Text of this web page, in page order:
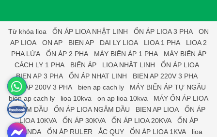
Từ khóa lioa ỔN ÁP LIOA NHẬT LINH ỔN ÁP LIOA 3 PHA
ON
AP LIOA
ON AP BIEN AP DAI LY LIOA LIOA 1 PHA
LIOA 2
PHA LỬA
ỔN ÁP 2 PHA MÁY BIẾN ÁP 1 PHA
MÁY BIẾN ÁP
CÁCH LY 1 PHA
BIẾN ÁP LIOA NHẬT LINH
ỔN ÁP LIOA
BIEN AP 3 PHA
ỔN ÁP NHAT LINH
BIEN AP 220V 3 PHA
BIEN AP 200V 3 PHA
bien ap cach ly
MÁY BIẾN ÁP TỰ NGẪU
bien ap cach ly
lioa 10kva on ap lioa 10kva
MÁY ỔN ÁP LIOA
NGÂM DẦU
ỔN ÁP LIOA NGÂM DẦU BIEN AP LIOA
ỔN ÁP
LIOA 10KVA
ỔN ÁP 30KVA ỔN ÁP LIOA 20KVA
ỔN ÁP
STANDA
ỔN ÁP RULER ẮC QUY ỔN ÁP LIOA 1KVA lioa